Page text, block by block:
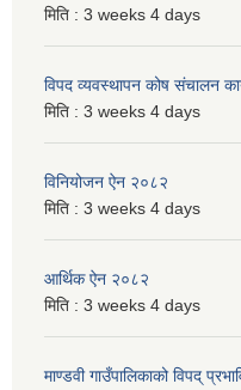
मिति : 3 weeks 4 days
विपद व्यवस्थापन कोष संचालन
मिति : 3 weeks 4 days
विनियोजन ऐन २०८२
मिति : 3 weeks 4 days
आर्थिक ऐन २०८२
मिति : 3 weeks 4 days
माण्डवी गाउँपालिकाको विपद्